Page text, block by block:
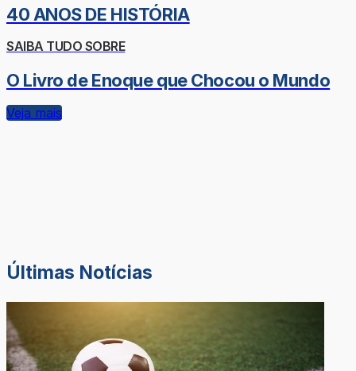
40 ANOS DE HISTÓRIA
SAIBA TUDO SOBRE
O Livro de Enoque que Chocou o Mundo
Veja mais
Últimas Notícias